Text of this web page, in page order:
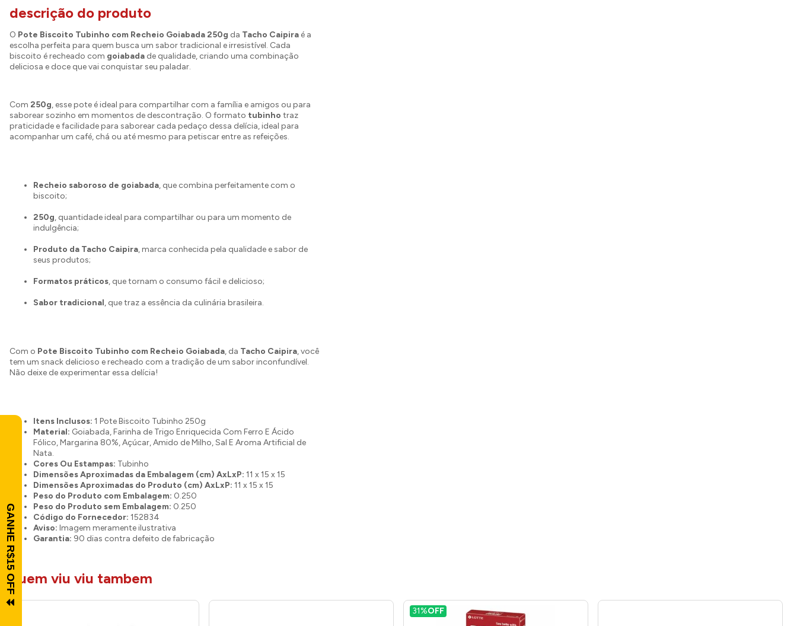
descrição do produto
O Pote Biscoito Tubinho com Recheio Goiabada 250g da Tacho Caipira é a
escolha perfeita para quem busca um sabor tradicional e irresistível. Cada
biscoito é recheado com goiabada de qualidade, criando uma combinação
deliciosa e doce que vai conquistar seu paladar.
Com 250g, esse pote é ideal para compartilhar com a família e amigos ou para
saborear sozinho em momentos de descontração. O formato tubinho traz
praticidade e facilidade para saborear cada pedaço dessa delícia, ideal para
acompanhar um café, chá ou até mesmo para petiscar entre as refeições.
Recheio saboroso de goiabada, que combina perfeitamente com o
biscoito;
250g, quantidade ideal para compartilhar ou para um momento de
indulgência;
Produto da Tacho Caipira, marca conhecida pela qualidade e sabor de
seus produtos;
Formatos práticos, que tornam o consumo fácil e delicioso;
Sabor tradicional, que traz a essência da culinária brasileira.
Com o Pote Biscoito Tubinho com Recheio Goiabada, da Tacho Caipira, você
tem um snack delicioso e recheado com a tradição de um sabor inconfundível.
Não deixe de experimentar essa delícia!
Itens Inclusos: 1 Pote Biscoito Tubinho 250g
Material: Goiabada, Farinha de Trigo Enriquecida Com Ferro E Ácido
Fólico, Margarina 80%, Açúcar, Amido de Milho, Sal E Aroma Artificial de
Nata.
Cores Ou Estampas: Tubinho
Dimensões Aproximadas da Embalagem (cm) AxLxP: 11 x 15 x 15
Dimensões Aproximadas do Produto (cm) AxLxP: 11 x 15 x 15
Peso do Produto com Embalagem: 0.250
Peso do Produto sem Embalagem: 0.250
Código do Fornecedor: 152834
Aviso: Imagem meramente ilustrativa
Garantia: 90 dias contra defeito de fabricação
quem viu viu tambem
31%OFF